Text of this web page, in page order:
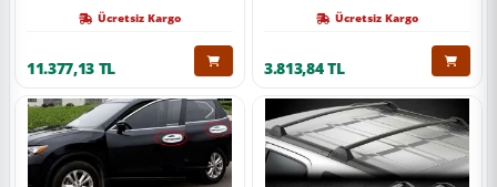
Ücretsiz Kargo
11.377,13 TL
Ücretsiz Kargo
3.813,84 TL